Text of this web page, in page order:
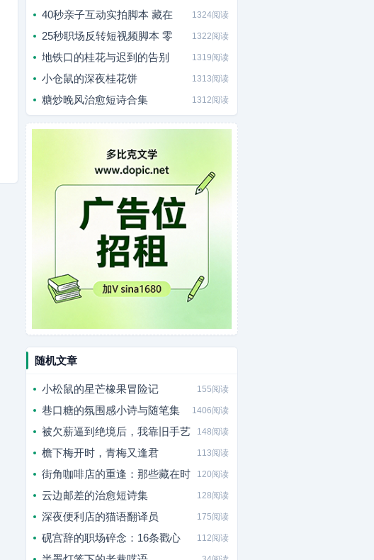
40秒亲子互动实拍脚本 藏在 1324阅读
25秒职场反转短视频脚本 零 1322阅读
地铁口的桂花与迟到的告别 1319阅读
小仓鼠的深夜桂花饼 1313阅读
糖炒晚风治愈短诗合集 1312阅读
随机文章
小松鼠的星芒橡果冒险记 155阅读
巷口糖的氛围感小诗与随笔集 1406阅读
被欠薪逼到绝境后，我靠旧手艺 148阅读
檐下梅开时，青梅又逢君 113阅读
街角咖啡店的重逢：那些藏在时 120阅读
云边邮差的治愈短诗集 128阅读
深夜便利店的猫语翻译员 175阅读
砚宫辞的职场碎念：16条戳心 112阅读